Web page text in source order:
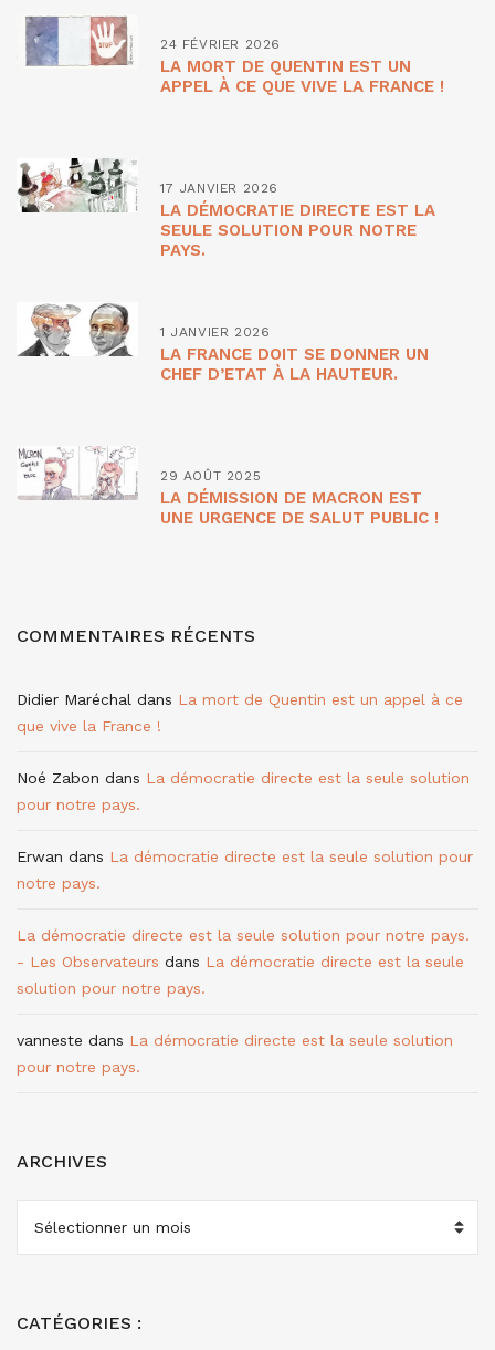
24 FÉVRIER 2026
LA MORT DE QUENTIN EST UN
APPEL À CE QUE VIVE LA FRANCE !
17 JANVIER 2026
LA DÉMOCRATIE DIRECTE EST LA
SEULE SOLUTION POUR NOTRE
PAYS.
1 JANVIER 2026
LA FRANCE DOIT SE DONNER UN
CHEF D’ETAT À LA HAUTEUR.
29 AOÛT 2025
LA DÉMISSION DE MACRON EST
UNE URGENCE DE SALUT PUBLIC !
COMMENTAIRES RÉCENTS
Didier Maréchal dans La mort de Quentin est un appel à ce
que vive la France !
Noé Zabon dans La démocratie directe est la seule solution
pour notre pays.
Erwan dans La démocratie directe est la seule solution pour
notre pays.
La démocratie directe est la seule solution pour notre pays.
- Les Observateurs dans La démocratie directe est la seule
solution pour notre pays.
vanneste dans La démocratie directe est la seule solution
pour notre pays.
ARCHIVES
ARCHIVES
CATÉGORIES :